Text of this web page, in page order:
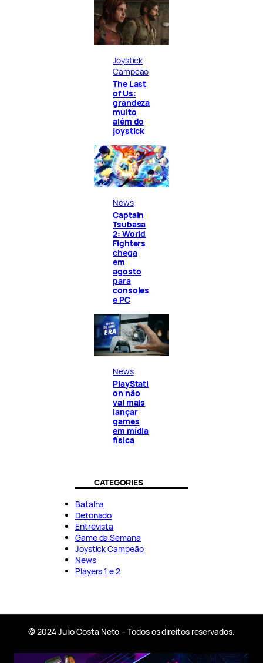
Joystick
Campeão
The Last
of Us:
grandeza
muito
além do
joystick
News
Captain
Tsubasa
2: World
Fighters
chega
em
agosto
para
consoles
e PC
News
PlayStati
on não
vai mais
lançar
games
em mídia
física
CATEGORIES
Batalha
Detonado
Entrevista
Game da Semana
Joystick Campeão
News
Players 1 e 2
© 2024 Julio Costa Neto – Todos os direitos reservados.